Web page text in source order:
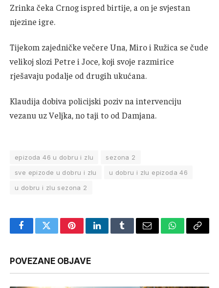
Zrinka čeka Crnog ispred birtije, a on je svjestan
njezine igre.
Tijekom zajedničke večere Una, Miro i Ružica se čude
velikoj slozi Petre i Joce, koji svoje razmirice
rješavaju podalje od drugih ukućana.
Klaudija dobiva policijski poziv na intervenciju
vezanu uz Veljka, no taji to od Damjana.
epizoda 46 u dobru i zlu
sezona 2
sve epizode u dobru i zlu
u dobru i zlu epizoda 46
u dobru i zlu sezona 2
FacebookTwitterPinterestLinkedInTumblrEmail WhatsApp
Copy
POVEZANE OBJAVE